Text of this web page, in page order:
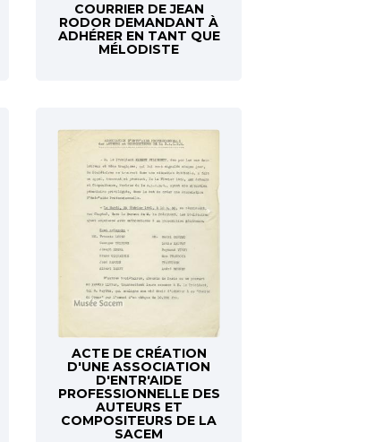
COURRIER DE JEAN
RODOR DEMANDANT À
ADHÉRER EN TANT QUE
MÉLODISTE
ACTE DE CRÉATION
D'UNE ASSOCIATION
D'ENTR'AIDE
PROFESSIONNELLE DES
AUTEURS ET
COMPOSITEURS DE LA
SACEM